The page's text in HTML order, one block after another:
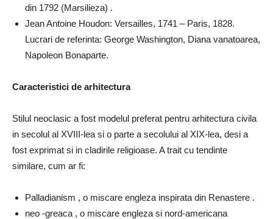
din 1792 (Marsilieza) .
Jean Antoine Houdon: Versailles, 1741 – Paris, 1828.
Lucrari de referinta: George Washington, Diana vanatoarea,
Napoleon Bonaparte.
Caracteristici de arhitectura
Stilul neoclasic a fost modelul preferat pentru arhitectura civila
in secolul al XVIII-lea si o parte a secolului al XIX-lea, desi a
fost exprimat si in cladirile religioase. A trait cu tendinte
similare, cum ar fi:
Palladianism , o miscare engleza inspirata din Renastere .
neo -greaca , o miscare engleza si nord-americana